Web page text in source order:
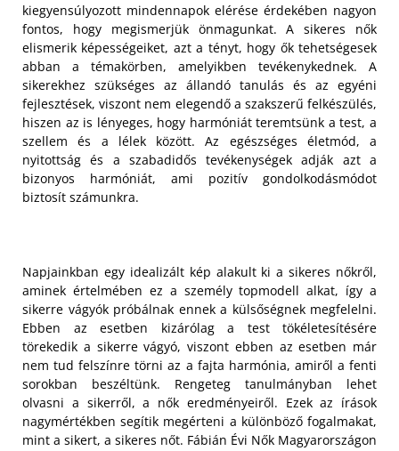
kiegyensúlyozott mindennapok elérése érdekében nagyon
fontos, hogy megismerjük önmagunkat. A sikeres nők
elismerik képességeiket, azt a tényt, hogy ők tehetségesek
abban a témakörben, amelyikben tevékenykednek. A
sikerekhez szükséges az állandó tanulás és az egyéni
fejlesztések, viszont nem elegendő a szakszerű felkészülés,
hiszen az is lényeges, hogy harmóniát teremtsünk a test, a
szellem és a lélek között. Az egészséges életmód, a
nyitottság és a szabadidős tevékenységek adják azt a
bizonyos harmóniát, ami pozitív gondolkodásmódot
biztosít számunkra.
Napjainkban egy idealizált kép alakult ki a sikeres nőkről,
aminek értelmében ez a személy topmodell alkat, így a
sikerre vágyók próbálnak ennek a külsőségnek megfelelni.
Ebben az esetben kizárólag a test tökéletesítésére
törekedik a sikerre vágyó, viszont ebben az esetben már
nem tud felszínre törni az a fajta harmónia, amiről a fenti
sorokban beszéltünk. Rengeteg tanulmányban lehet
olvasni a sikerről, a nők eredményeiről. Ezek az írások
nagymértékben segítik megérteni a különböző fogalmakat,
mint a sikert, a sikeres nőt. Fábián Évi Nők Magyarországon